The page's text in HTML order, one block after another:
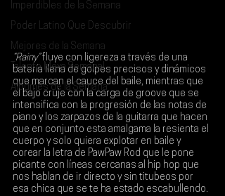
Imperdibles de la Semana
Poder Latino Que Descubrir
Mejores de la Semana
Talento Mexa Semanal
Álbumes de la Semana
“Rainy” fluye con ligereza a través de una
batería llena de golpes precisos y dinámicos
que marcan el cauce del baile, mientras que
el bajo cruje con la carga de groove que se
intensifica con la progresión de las notas de
piano y los zarpazos de la guitarra que hacen
que en conjunto esta amalgama la resienta el
cuerpo y solo quiera explotar en baile y
corear la letra de PawPaw Rod que le pone
picante con líneas cercanas al hip hop que
nos hablan de ir directo y sin titubeos por
esa chica que se te ha estado escabullendo.